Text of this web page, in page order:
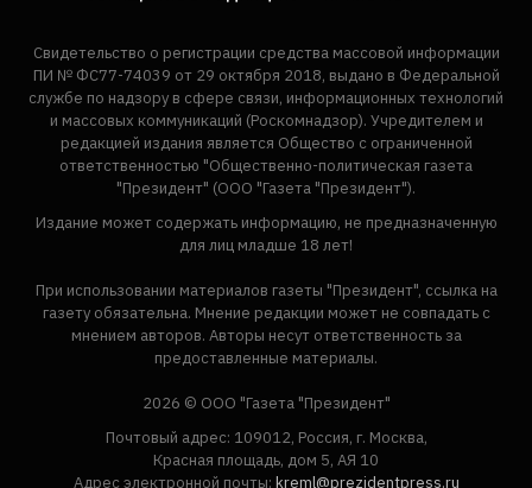
Свидетельство о регистрации средства массовой информации
ПИ № ФС77-74039 от 29 октября 2018, выдано в Федеральной
службе по надзору в сфере связи, информационных технологий
и массовых коммуникаций (Роскомнадзор). Учредителем и
редакцией издания является Общество с ограниченной
ответственностью "Общественно-политическая газета
"Президент" (ООО "Газета "Президент").
Издание может содержать информацию, не предназначенную
для лиц младше 18 лет!
При использовании материалов газеты "Президент", ссылка на
газету обязательна. Мнение редакции может не совпадать с
мнением авторов. Авторы несут ответственность за
предоставленные материалы.
2026 © ООО "Газета "Президент"
Почтовый адрес: 109012, Россия, г. Москва,
Красная площадь, дом 5, АЯ 10
Адрес электронной почты: kreml@prezidentpress.ru